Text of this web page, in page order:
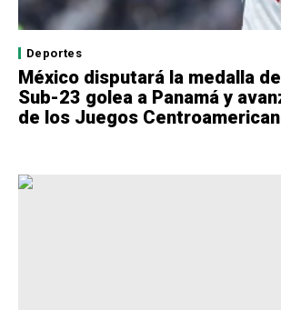
Deportes
México disputará la medalla
Sub-23 golea a Panamá y
de los Juegos